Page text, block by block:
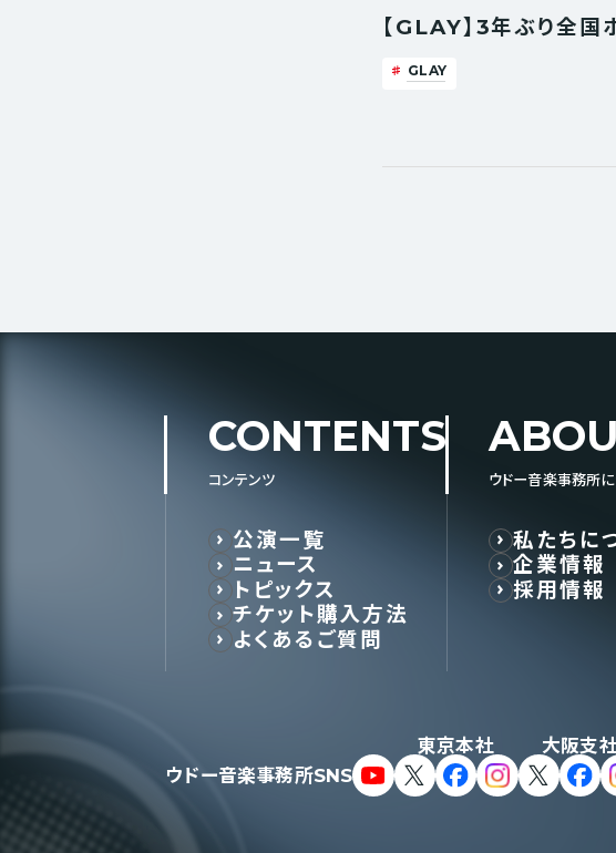
【GLAY】3年ぶり全国
GLAY
CONTENTS
コンテンツ
公演一覧
ニュース
トピックス
チケット購入方法
よくあるご質問
ウドー音楽事務所
私たちに
企業情報
採用情報
ウドー音楽事務所SNS
東京本社
大阪支